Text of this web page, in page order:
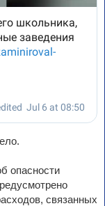
опасности
связанных